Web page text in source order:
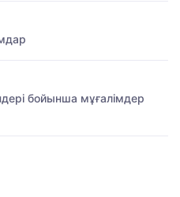
бойынша мұғалімдер